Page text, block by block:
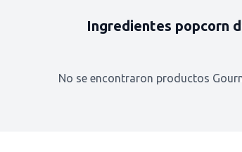
Ingredientes popcorn
No se encontraron productos